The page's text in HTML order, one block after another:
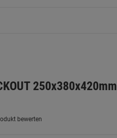
250x380x420mm
bewerten